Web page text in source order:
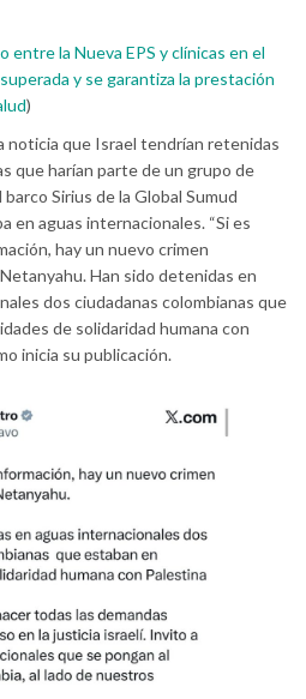
entre la Nueva EPS y clínicas en el
y se garantiza la prestación
)
noticia que Israel tendrían retenidas
que harían parte de un grupo de
Sirius de la Global Sumud
en aguas internacionales. “Si es
hay un nuevo crimen
Han sido detenidas en
dos ciudadanas colombianas que
de solidaridad humana con
inicia su publicación.